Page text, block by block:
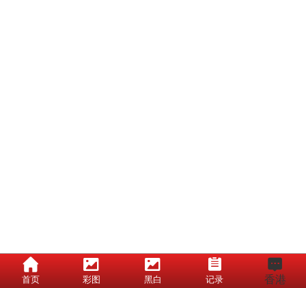
首页 彩图 黑白 记录 香港